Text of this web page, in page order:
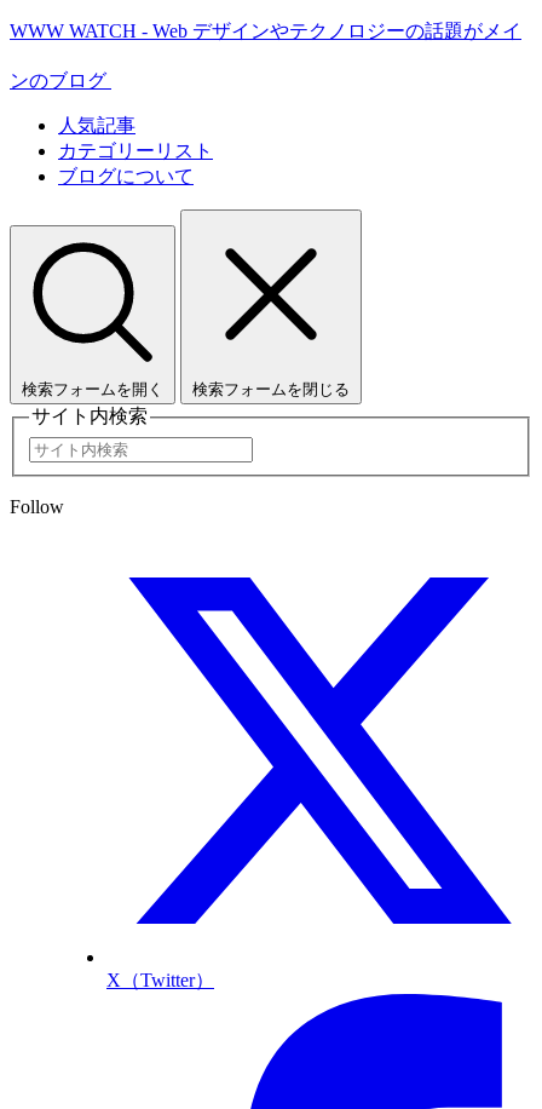
WWW WATCH - Web デザインやテクノロジーの話題がメイ
ンのブログ
人気記事
カテゴリーリスト
ブログについて
検索フォームを開く 検索フォームを閉じる
サイト内検索
Follow
X（Twitter）